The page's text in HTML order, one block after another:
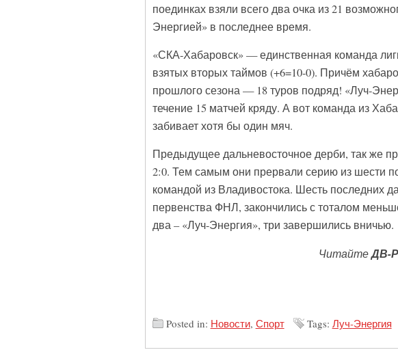
поединках взяли всего два очка из 21
Энергией» в последнее время.
«СКА-Хабаровск» — единственная команда
взятых вторых таймов (+6=10-0). Причём
прошлого сезона — 18 туров подряд! «Луч-
течение 15 матчей кряду. А вот команда из
забивает хотя бы один мяч.
Предыдущее дальневосточное дерби, так же
2:0. Тем самым они прервали серию из шести
командой из Владивостока. Шесть последних
первенства ФНЛ, закончились с тоталом
два – «Луч-Энергия», три завершились вничью.
ЧитайтеДВ-
Posted in: Новости, Спорт Tags: Луч-Энергия